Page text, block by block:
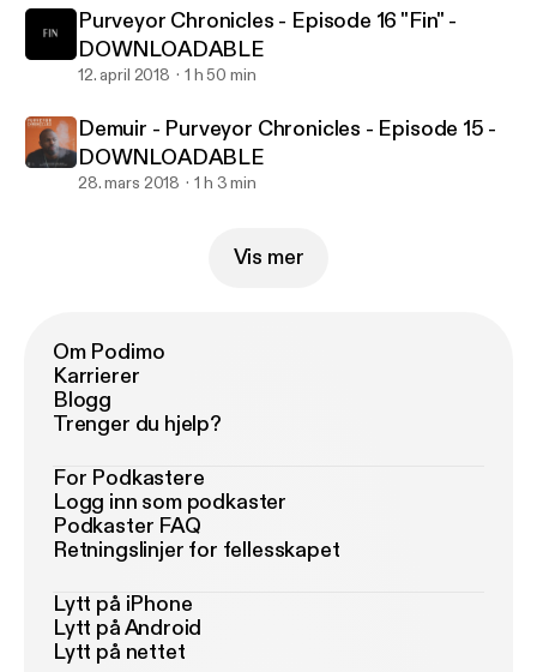
Purveyor Chronicles - Episode 16 "Fin" -
DOWNLOADABLE
12. april 2018 1 h 50 min
Demuir - Purveyor Chronicles - Episode 15 -
DOWNLOADABLE
28. mars 2018 1 h 3 min
Vis mer
Om Podimo
Karrierer
Blogg
Trenger du hjelp?
For Podkastere
Logg inn som podkaster
Podkaster FAQ
Retningslinjer for fellesskapet
Lytt på iPhone
Lytt på Android
Lytt på nettet